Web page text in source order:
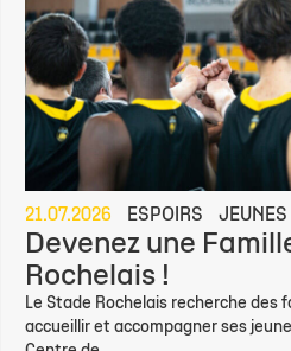
21.07.2026 ESPOIRS JEUNES
Devenez une
Rochelais !
Le Stade Rochelais recherche des
accueillir et accompagner ses